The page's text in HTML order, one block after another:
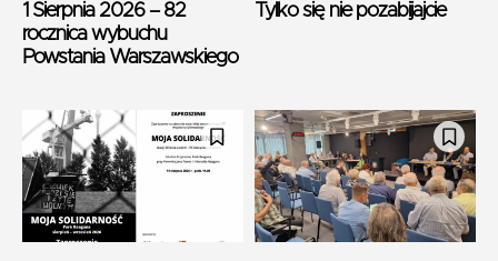
1 Sierpnia 2026 – 82
rocznica wybuchu
Powstania Warszawskiego
Tylko się nie pozabijajcie